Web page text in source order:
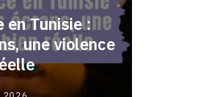
en Tunisie :
une violence